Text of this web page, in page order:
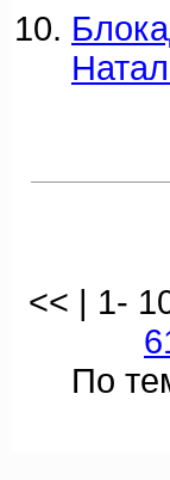
<< | 1-
По